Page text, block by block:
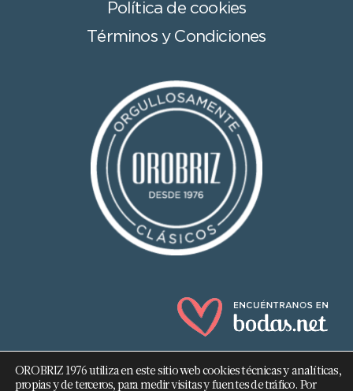
Política de cookies
Términos y Condiciones
OROBRIZ 1976 utiliza en este sitio web cookies técnicas y analíticas,
propias y de terceros, para medir visitas y fuentes de tráfico. Por